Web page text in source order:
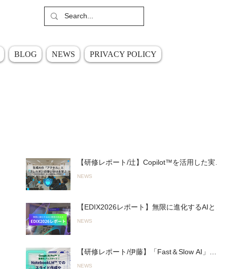
BLOG NEWS PRIVACY POLICY
【研修レポート/辻】Copilot™︎を活用した実践
NEWS
【EDIX2026レポート】無限に進化するAIとの
NEWS
【研修レポート/伊藤】「Fast＆Slow AI」の
NEWS